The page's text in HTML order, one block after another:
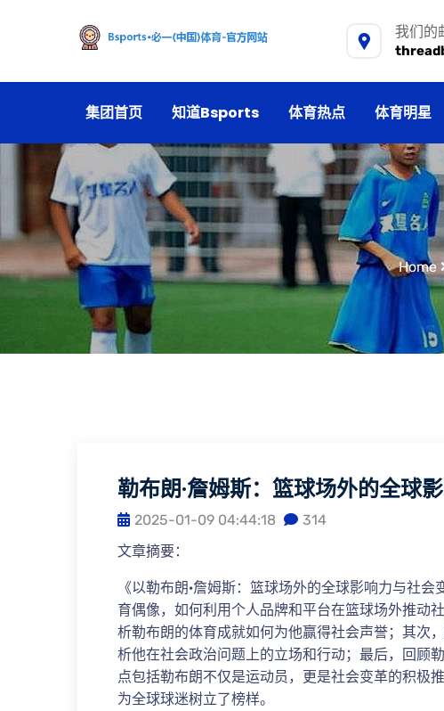
我们的
集团首页 知道Bsports 体育热点 体育明星
Home
勒布朗·詹姆斯：篮球场外的全球
2025-01-09 04:44:18
314
文章摘要：
《以勒布朗·詹姆斯：篮球场外的全球影响力与社
育偶像，如何利用个人品牌和平台在篮球场外推动
析勒布朗的体育成就如何为他赢得社会声誉；其次
析他在社会政治问题上的立场和行动；最后，回顾
点包括勒布朗不仅是运动员，更是社会变革的积极
为全球球迷树立了榜样。